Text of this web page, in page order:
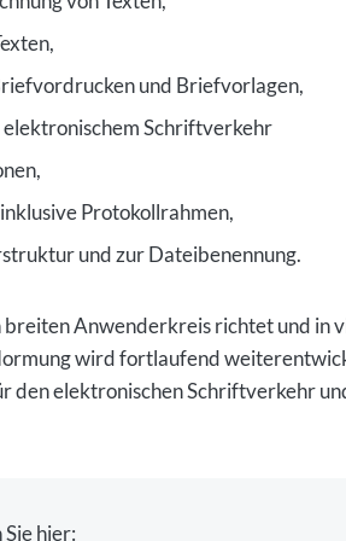
und Briefvorlagen,
elektronischem Schriftverkehr
inklusive Protokollrahmen,
und zur Dateibenennung.
breiten Anwenderkreis richtet und in
wird fortlaufend
den elektronischen Schriftverkehr
hier: